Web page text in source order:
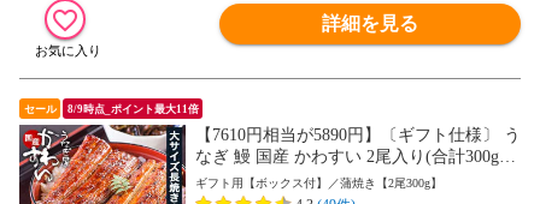
詳細を見る
セール 8/9時点_ポイント最大11倍
【7610円相当が5890円】〔ギフト仕様〕 う
なぎ 鰻 国産 かわすい 2尾入り(合計300g)
大サイズ 送料無料 ウナギ 蒲焼き 食品 ギ
フト 誕生日 お取り寄せ グルメ 海鮮 土用
ギフト用【ボックス付】／蒲焼き【2尾300g】